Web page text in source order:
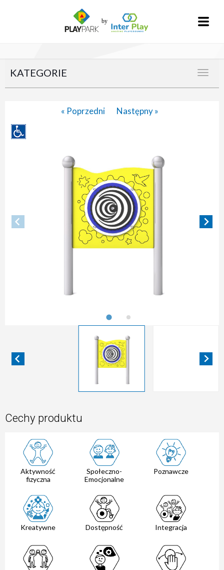
KATEGORIE
« Poprzedni Następny »
Cechy produktu
Aktywność
fizyczna
Społeczno-
Emocjonalne
Poznawcze
Kreatywne Dostępność Integracja